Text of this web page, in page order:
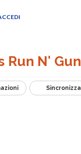
Run N' Gun
Sincronizza